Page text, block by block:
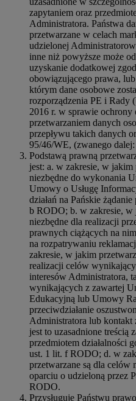
zapytaniem oraz
Administratora. Państwa
przetwarzane w celach
udzielonej
inne niż powyższe może
uzyskanie dodatkowej
obowiązującego prawa,
którym dane osobowe
rozporządzenia PE i Rady
2016 r. w sprawie
przetwarzaniem danych
przepływu takich danych
95/46/WE, (zwanego
Podstawą prawną
jest: a. w zakresie, w
niezbędne do wykonania
Umowy o Usługę
działań na Pańskie
b RODO; b. w zakresie, w
niezbędne dla realizacji
prawnych ciążących na
na rozpatrywaniu
zakresie, w jakim
realizacji celów
interesów Administratora,
wynikających z zawartej
Edukacyjną lub Umowy
przeciwdziałanie
Administratora lub kontakt
jest to uzasadnione treścią
przedmiotem działalności
ust. 1 lit. f RODO; d. w
przetwarzane są dla
oparciu o udzieloną przez
RODO.
Przysługuje Państwu